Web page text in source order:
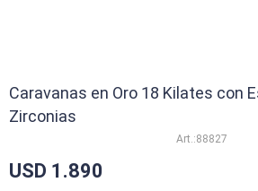
Caravanas en Oro 18 Kilates con
Zirconias
88827
USD 1.890